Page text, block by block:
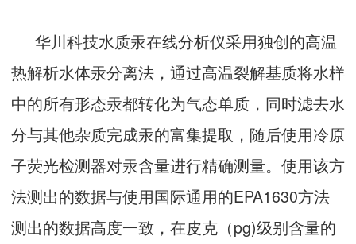
华川科技水质汞在线分析仪采用独创的高温
热解析水体汞分离法，通过高温裂解基质将水样
中的所有形态汞都转化为气态单质，同时滤去水
分与其他杂质完成汞的富集提取，随后使用冷原
子荧光检测器对汞含量进行精确测量。使用该方
法测出的数据与使用国际通用的EPA1630方法
测出的数据高度一致，在皮克（pg)级别含量的